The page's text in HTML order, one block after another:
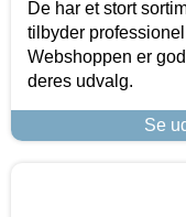
De har et stort
tilbyder
Webshoppen er
deres udvalg.
Se